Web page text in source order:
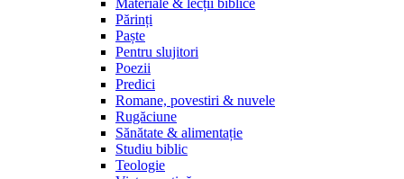
Părinți
Paște
Pentru slujitori
Poezii
Predici
Romane, povestiri & nuvele
Rugăciune
Sănătate & alimentație
Studiu biblic
Teologie